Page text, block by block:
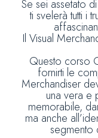
Se sei assetato
ti svelerà tutti i
Il Visual
Questo corso
fornirti le
Merchandiser
una vera e
memorabile,
ma anche
segmento